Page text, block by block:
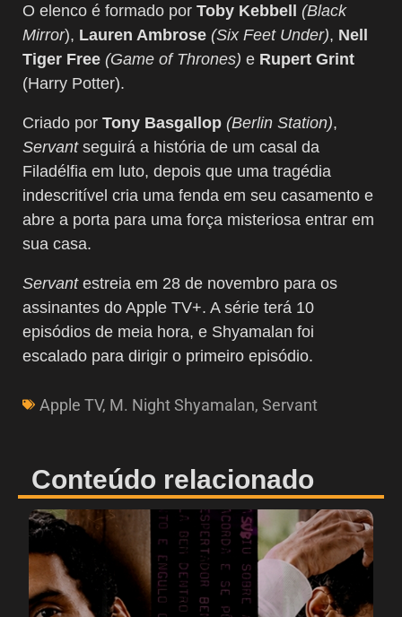
O elenco é formado por Toby Kebbell (Black
Mirror), Lauren Ambrose (Six Feet Under), Nell
Tiger Free (Game of Thrones) e Rupert Grint
(Harry Potter).
Criado por Tony Basgallop (Berlin Station),
Servantseguirá a história de um casal da
Filadélfia em luto, depois que uma tragédia
indescritível cria uma fenda em seu casamento e
abre a porta para uma força misteriosa entrar em
sua casa.
Servantestreia em 28 de novembro para os
assinantes do Apple TV+. A série terá 10
episódios de meia hora, e Shyamalan foi
escalado para dirigir o primeiro episódio.
Apple TV, M. Night Shyamalan, Servant
Conteúdo relacionado